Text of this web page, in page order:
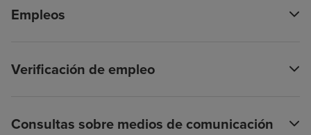
Empleos
Verificación de empleo
Consultas sobre medios de comunicación